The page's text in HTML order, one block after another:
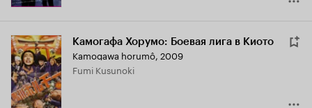
Камогафа Хорумо: Боевая лига в Киото
Kamogawa horumô, 2009
Fumi Kusunoki